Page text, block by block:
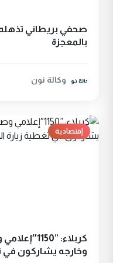
صحفي بريطاني تذهله
بالمعجزة
وكالة نون
إقتصادية
كربلاء:
وخارجه يشاركون في